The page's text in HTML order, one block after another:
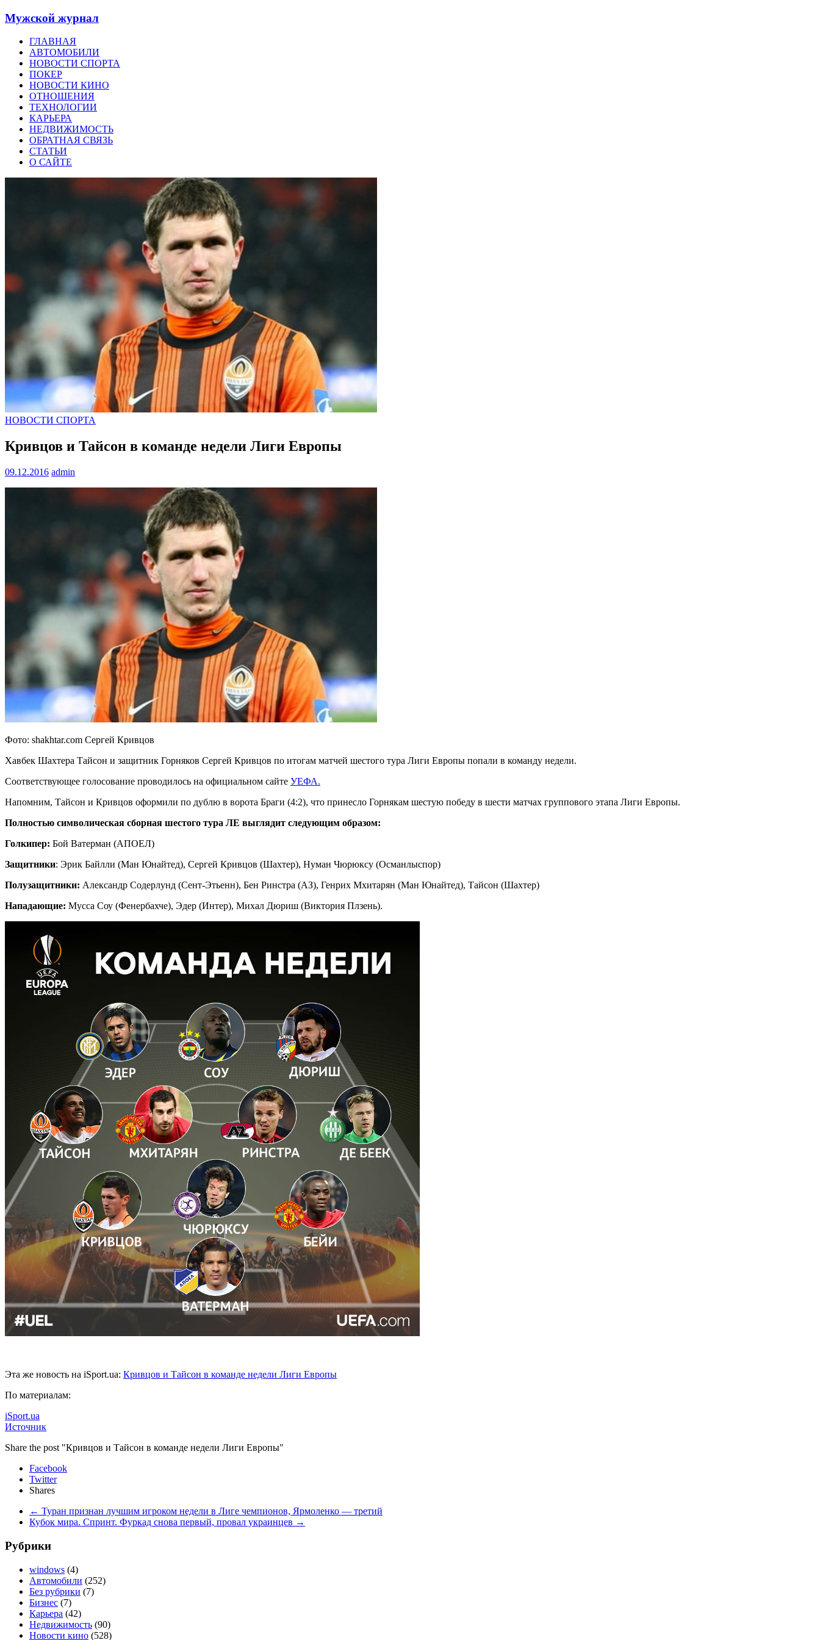
Мужской журнал
ГЛАВНАЯ
АВТОМОБИЛИ
НОВОСТИ СПОРТА
ПОКЕР
НОВОСТИ КИНО
ОТНОШЕНИЯ
ТЕХНОЛОГИИ
КАРЬЕРА
НЕДВИЖИМОСТЬ
ОБРАТНАЯ СВЯЗЬ
СТАТЬИ
О САЙТЕ
НОВОСТИ СПОРТА
Кривцов и Тайсон в команде недели Лиги Европы
09.12.2016 admin
Фото: shakhtar.com Сергей Кривцов
Хавбек Шахтера Тайсон и защитник Горняков Сергей Кривцов по итогам матчей шестого тура Лиги Европы попали в команду недели.
Соответствующее голосование проводилось на официальном сайте УЕФА.
Напомним, Тайсон и Кривцов оформили по дублю в ворота Браги (4:2), что принесло Горнякам шестую победу в шести матчах группового этапа Лиги Европы.
Полностью символическая сборная шестого тура ЛЕ выглядит следующим образом:
Голкипер: Бой Ватерман (АПОЕЛ)
Защитники: Эрик Байлли (Ман Юнайтед), Сергей Кривцов (Шахтер), Нуман Чюрюксу (Османлыспор)
Полузащитники: Александр Содерлунд (Сент-Этьенн), Бен Ринстра (АЗ), Генрих Мхитарян (Ман Юнайтед), Тайсон (Шахтер)
Нападающие: Мусса Соу (Фенербахче), Эдер (Интер), Михал Дюриш (Виктория Плзень).
Эта же новость на iSport.ua: Кривцов и Тайсон в команде недели Лиги Европы
По материалам:
iSport.ua
Источник
Share the post "Кривцов и Тайсон в команде недели Лиги Европы"
Facebook
Twitter
Shares
← Туран признан лучшим игроком недели в Лиге чемпионов, Ярмоленко — третий
Кубок мира. Спринт. Фуркад снова первый, провал украинцев →
Рубрики
windows (4)
Автомобили (252)
Без рубрики (7)
Бизнес (7)
Карьера (42)
Недвижимость (90)
Новости кино (528)